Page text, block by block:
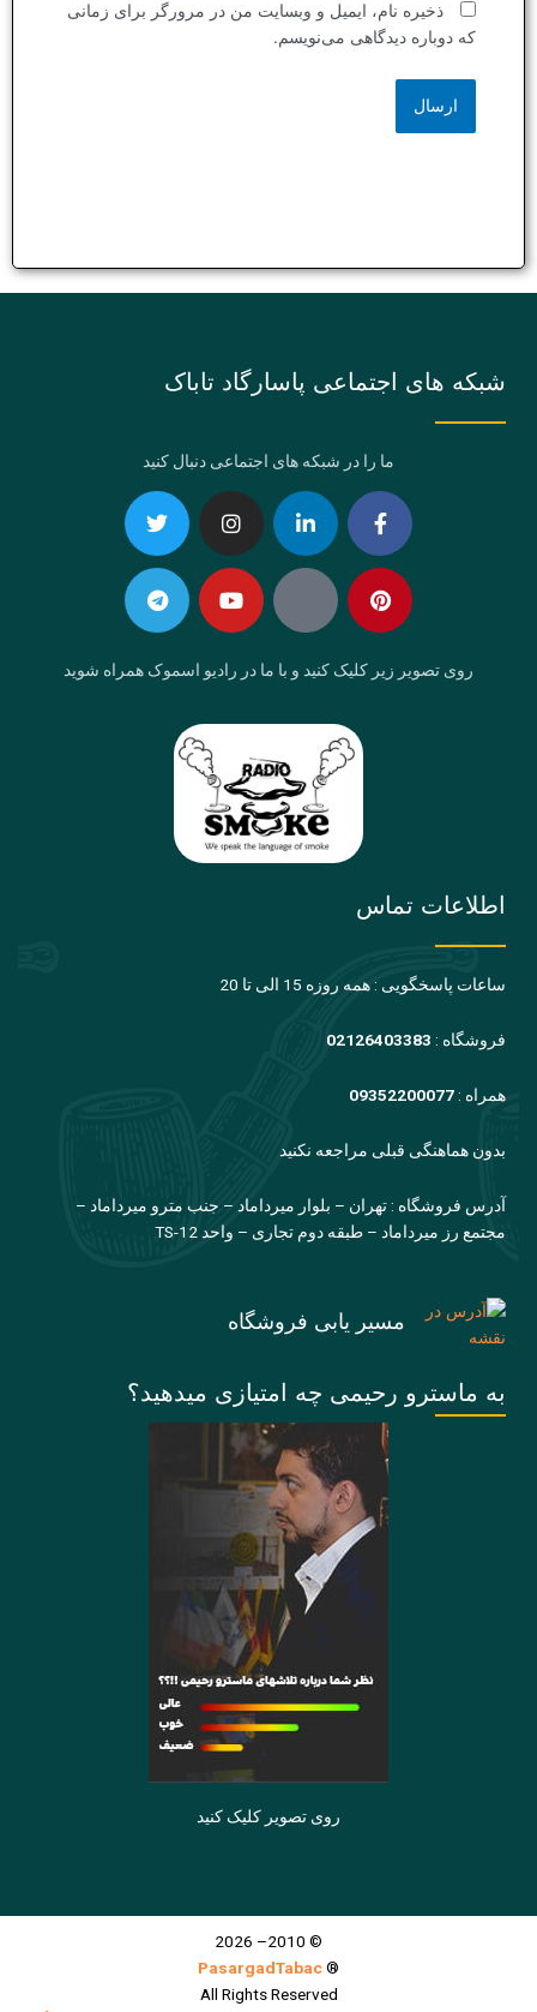
ذخیره نام، ایمیل و وبسایت من در مرورگر برای زمانی
که دوباره دیدگاهی می‌نویسم.
شبکه های اجتماعی پاسارگاد تاباک
ما را در شبکه های اجتماعی دنبال کنید
Facebook-
f
Linkedin-
in
Instagram
Twitter Pinterest
Eaparat
Youtube
Telegram
روی تصویر زیر کلیک کنید و با ما در رادیو اسموک همراه شوید
اطلاعات تماس
ساعات پاسخگویی : همه روزه 15 الی تا 20
فروشگاه : 02126403383
همراه : 09352200077
بدون هماهنگی قبلی مراجعه نکنید
آدرس فروشگاه : تهران – بلوار میرداماد – جنب مترو میرداماد –
مجتمع رز میرداماد – طبقه دوم تجاری – واحد TS-12
مسیر یابی فروشگاه
به ماسترو رحیمی چه امتیازی میدهید؟
روی تصویر کلیک کنید
© 2010– 2026
®
PasargadTabac
All Rights Reserved